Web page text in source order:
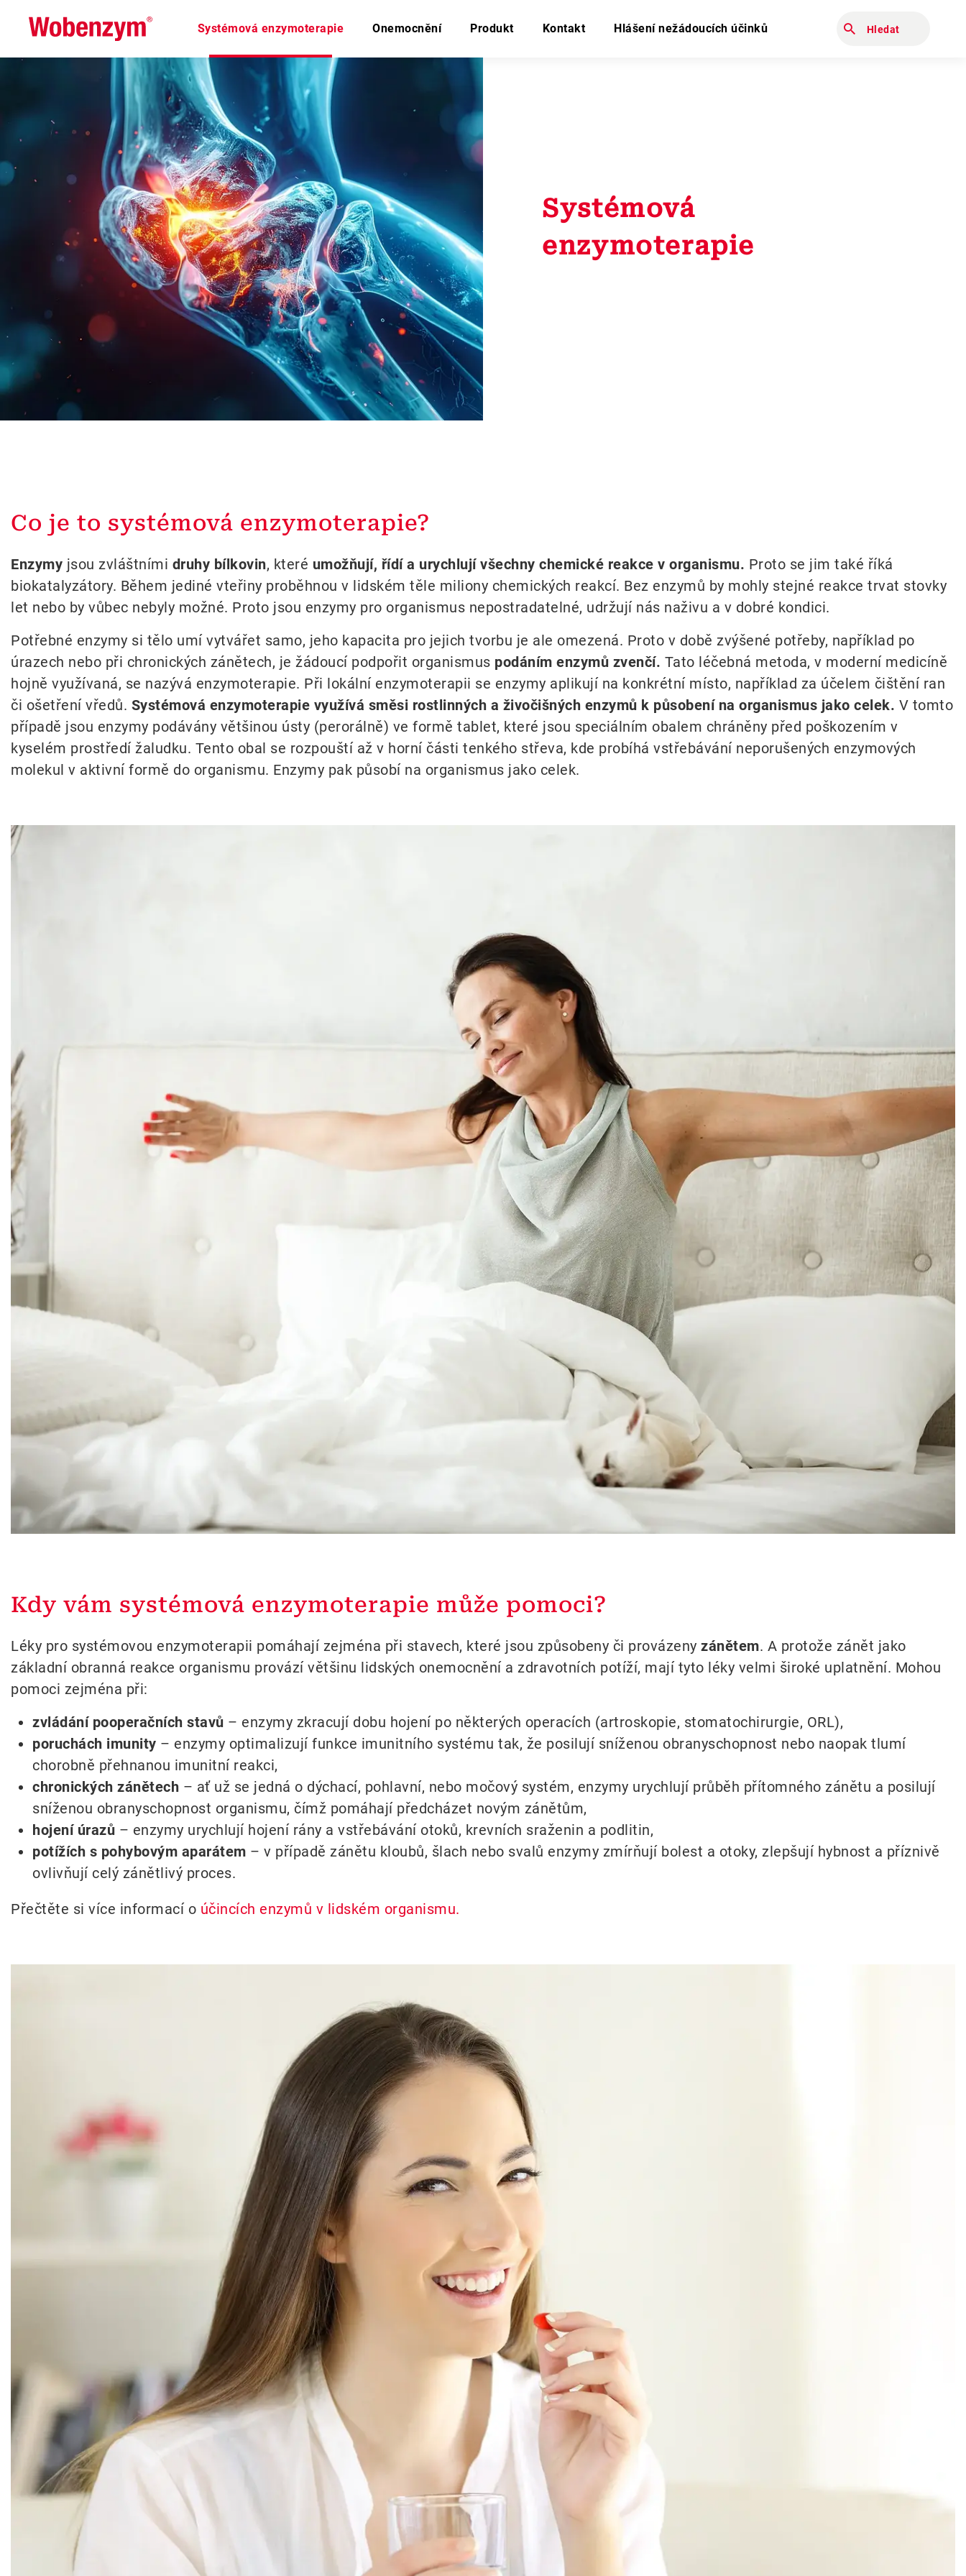
Systémová enzymoterapie Onemocnění Produkt Kontakt Hlášení nežádoucích účinků
Systémová
enzymoterapie
Co je to systémová enzymoterapie?
Enzymy jsou zvláštními druhy bílkovin, které umožňují, řídí a urychlují všechny chemické reakce v organismu. Proto se jim také říká
biokatalyzátory. Během jediné vteřiny proběhnou v lidském těle miliony chemických reakcí. Bez enzymů by mohly stejné reakce trvat stovky
let nebo by vůbec nebyly možné. Proto jsou enzymy pro organismus nepostradatelné, udržují nás naživu a v dobré kondici.
Potřebné enzymy si tělo umí vytvářet samo, jeho kapacita pro jejich tvorbu je ale omezená. Proto v době zvýšené potřeby, například po
úrazech nebo při chronických zánětech, je žádoucí podpořit organismus podáním enzymů zvenčí. Tato léčebná metoda, v moderní medicíně
hojně využívaná, se nazývá enzymoterapie. Při lokální enzymoterapii se enzymy aplikují na konkrétní místo, například za účelem čištění ran
či ošetření vředů. Systémová enzymoterapie využívá směsi rostlinných a živočišných enzymů k působení na organismus jako celek. V tomto
případě jsou enzymy podávány většinou ústy (perorálně) ve formě tablet, které jsou speciálním obalem chráněny před poškozením v
kyselém prostředí žaludku. Tento obal se rozpouští až v horní části tenkého střeva, kde probíhá vstřebávání neporušených enzymových
molekul v aktivní formě do organismu. Enzymy pak působí na organismus jako celek.
Kdy vám systémová enzymoterapie může pomoci?
Léky pro systémovou enzymoterapii pomáhají zejména při stavech, které jsou způsobeny či provázeny zánětem. A protože zánět jako
základní obranná reakce organismu provází většinu lidských onemocnění a zdravotních potíží, mají tyto léky velmi široké uplatnění. Mohou
pomoci zejména při:
zvládání pooperačních stavů – enzymy zkracují dobu hojení po některých operacích (artroskopie, stomatochirurgie, ORL),
poruchách imunity – enzymy optimalizují funkce imunitního systému tak, že posilují sníženou obranyschopnost nebo naopak tlumí
chorobně přehnanou imunitní reakci,
chronických zánětech – ať už se jedná o dýchací, pohlavní, nebo močový systém, enzymy urychlují průběh přítomného zánětu a posilují
sníženou obranyschopnost organismu, čímž pomáhají předcházet novým zánětům,
hojení úrazů – enzymy urychlují hojení rány a vstřebávání otoků, krevních sraženin a podlitin,
potížích s pohybovým aparátem – v případě zánětu kloubů, šlach nebo svalů enzymy zmírňují bolest a otoky, zlepšují hybnost a příznivě
ovlivňují celý zánětlivý proces.
Přečtěte si více informací o účincích enzymů v lidském organismu.